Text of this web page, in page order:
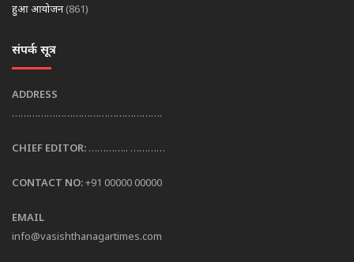
हुआ आयोजन (861)
संपर्क सूत्र
ADDRESS
…………………………………………….
CHIEF EDITOR: ………….. …………
CONTACT NO:+91 00000 00000
EMAIL
info@vasishthanagartimes.com